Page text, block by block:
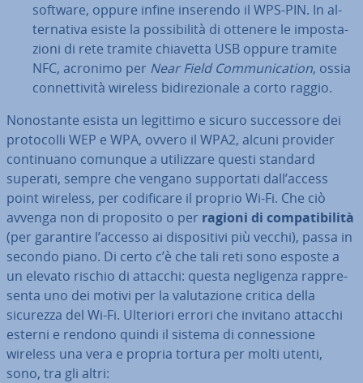
software, oppure infine inserendo il WPS-PIN. In al­
ter­na­ti­va esiste la pos­si­bi­li­tà di ottenere le im­po­sta­
zio­ni di rete tramite chiavetta USB oppure tramite
NFC, acronimo per Near Field Com­mu­ni­ca­tion, ossia
con­net­ti­vi­tà wireless bi­di­re­zio­na­le a corto raggio.
No­no­stan­te esista un legittimo e sicuro suc­ces­so­re dei
pro­to­col­li WEP e WPA, ovvero il WPA2, alcuni provider
con­ti­nua­no comunque a uti­liz­za­re questi standard
superati, sempre che vengano sup­por­ta­ti dall’access
point wireless, per co­di­fi­ca­re il proprio Wi-Fi. Che ciò
avvenga non di proposito o per ragioni di com­pa­ti­bi­li­tà
(per garantire l’accesso ai di­spo­si­ti­vi più vecchi), passa in
secondo piano. Di certo c’è che tali reti sono esposte a
un elevato rischio di attacchi: questa ne­gli­gen­za rap­pre­
sen­ta uno dei motivi per la va­lu­ta­zio­ne critica della
sicurezza del Wi-Fi. Ulteriori errori che invitano attacchi
esterni e rendono quindi il sistema di con­nes­sio­ne
wireless una vera e propria tortura per molti utenti,
sono, tra gli altri: